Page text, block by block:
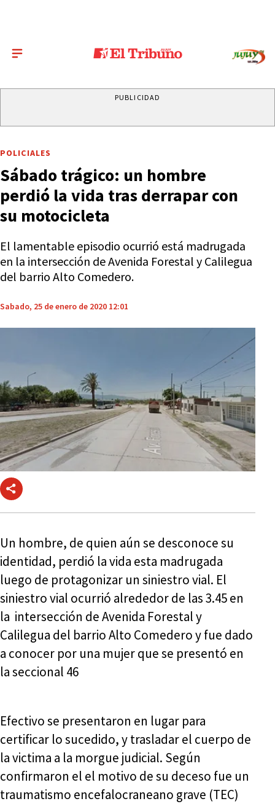
PUBLICIDAD
POLICIALES
Sábado trágico: un hombre
perdió la vida tras derrapar con
su motocicleta
El lamentable episodio ocurrió está madrugada
en la intersección de Avenida Forestal y Calilegua
del barrio Alto Comedero.
Sabado, 25 de enero de 2020 12:01
Un hombre, de quien aún se desconoce su
identidad, perdió la vida esta madrugada
luego de protagonizar un siniestro vial. El
siniestro vial ocurrió alrededor de las 3.45 en
la intersección de Avenida Forestal y
Calilegua del barrio Alto Comedero y fue dado
a conocer por una mujer que se presentó en
la seccional 46
Efectivo se presentaron en lugar para
certificar lo sucedido, y trasladar el cuerpo de
la victima a la morgue judicial. Según
confirmaron el el motivo de su deceso fue un
traumatismo encefalocraneano grave (TEC)